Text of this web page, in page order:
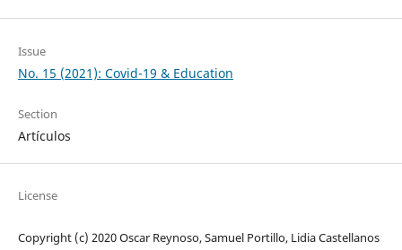
Issue
No. 15 (2021): Covid-19 & Education
Section
Artículos
License
Copyright (c) 2020 Oscar Reynoso, Samuel Portillo, Lidia Castellanos